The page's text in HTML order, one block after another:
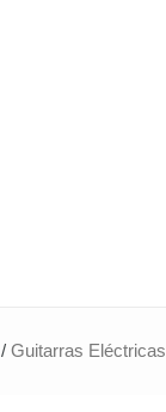
/Guitarras Eléctricas